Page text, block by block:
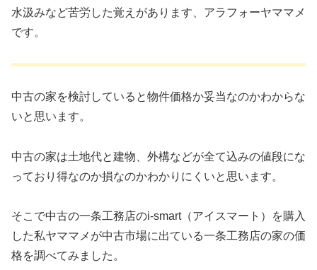
水汲みなど苦労した覚えがあります、アラフォーヤママメ
です。
中古の家を検討していると物件価格か妥当なのかわからな
いと思います。
中古の家は土地代と建物、外構などが全て込みの値段にな
っており得なのか損なのかわかりにくいと思います。
そこで中古の一条工務店のi-smart（アイスマート）を購入
した私ヤママメが中古市場に出ている一条工務店の家の価
格を調べてみました。